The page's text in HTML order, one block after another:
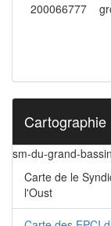
200066777
Cartographie
sm-du-grand-
Carte de le
l'Oust